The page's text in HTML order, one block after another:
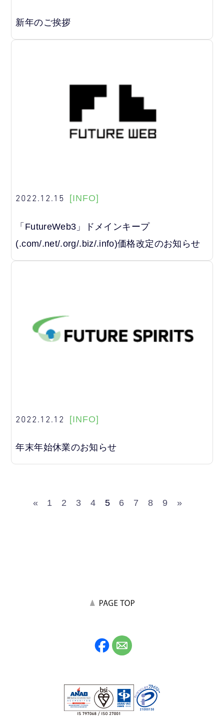
新年のご挨拶
2022.12.15 [INFO]
「FutureWeb3」ドメインキープ
(.com/.net/.org/.biz/.info)価格改定のお知らせ
2022.12.12 [INFO]
年末年始休業のお知らせ
« 1 2 3 4 5 6 7 8 9 »